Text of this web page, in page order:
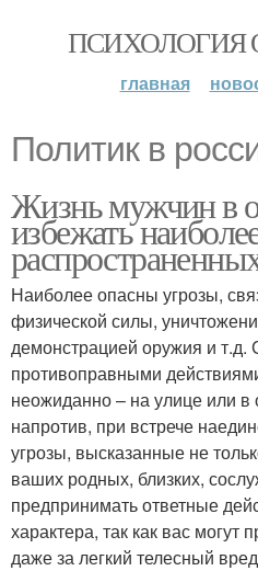
главная
Политик в
Жизнь мужчин в
избежать
Наиболее опасны угрозы,
физической силы,
демонстрацией оружия и т.д.
противоправными
неожиданно – на улице или
напротив, при встрече
угрозы, высказанные не
ваших родных, близких,
предпринимать ответные
характера, так как вас могут
даже за легкий телесный